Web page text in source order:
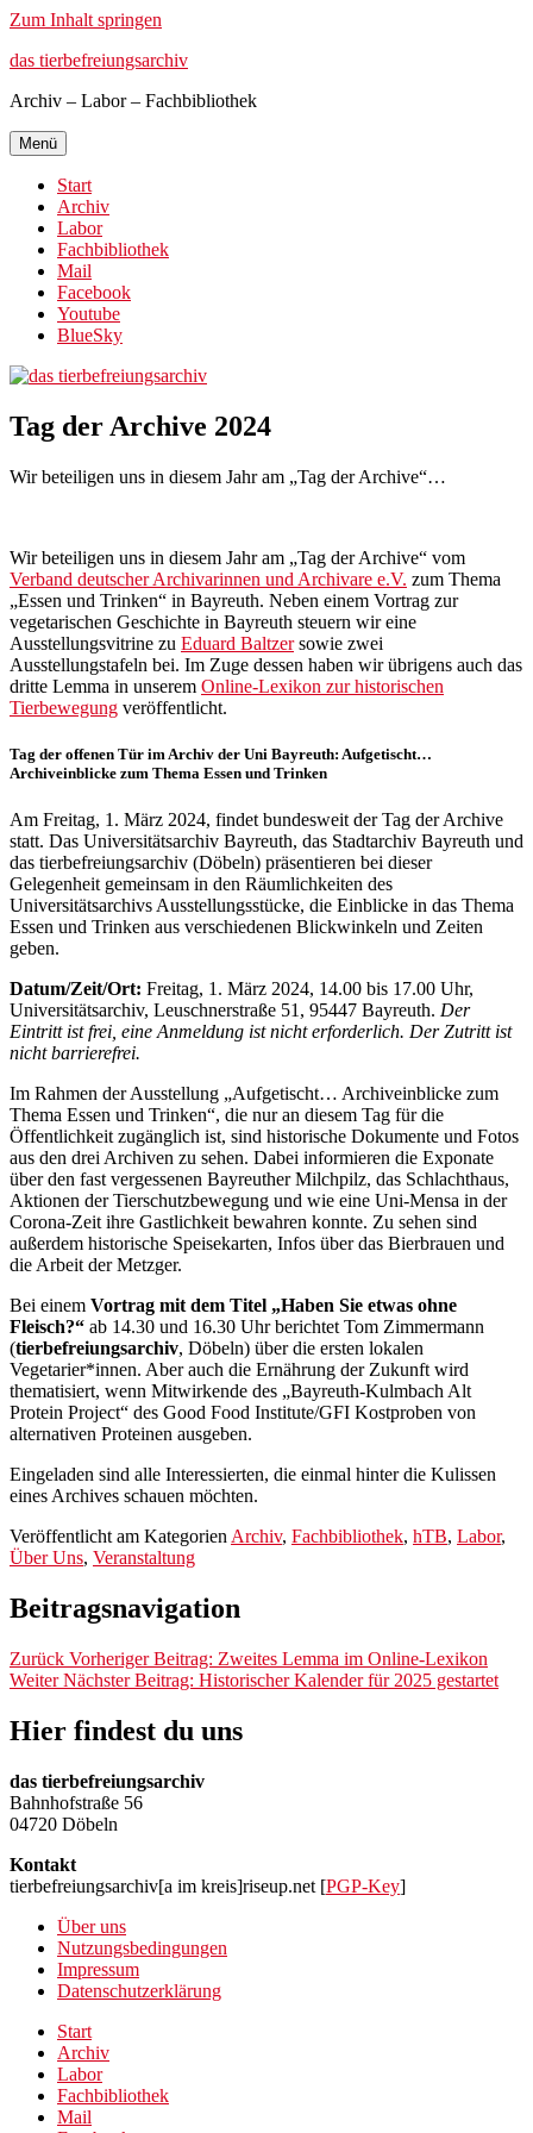
Zum Inhalt springen
das tierbefreiungsarchiv
Archiv – Labor – Fachbibliothek
Menü
Start
Archiv
Labor
Fachbibliothek
Mail
Facebook
Youtube
BlueSky
Tag der Archive 2024
Wir beteiligen uns in diesem Jahr am „Tag der Archive“…
Wir beteiligen uns in diesem Jahr am „Tag der Archive“ vom
Verband deutscher Archivarinnen und Archivare e.V. zum Thema
„Essen und Trinken“ in Bayreuth. Neben einem Vortrag zur
vegetarischen Geschichte in Bayreuth steuern wir eine
Ausstellungsvitrine zu Eduard Baltzersowie zwei
Ausstellungstafeln bei. Im Zuge dessen haben wir übrigens auch das
dritte Lemma in unserem Online-Lexikon zur historischen
Tierbewegung veröffentlicht.
Tag der offenen Tür im Archiv der Uni Bayreuth: Aufgetischt…
Archiveinblicke zum Thema Essen und Trinken
Am Freitag, 1. März 2024, findet bundesweit der Tag der Archive
statt. Das Universitätsarchiv Bayreuth, das Stadtarchiv Bayreuth und
das tierbefreiungsarchiv (Döbeln) präsentieren bei dieser
Gelegenheit gemeinsam in den Räumlichkeiten des
Universitätsarchivs Ausstellungsstücke, die Einblicke in das Thema
Essen und Trinken aus verschiedenen Blickwinkeln und Zeiten
geben.
Datum/Zeit/Ort: Freitag, 1. März 2024, 14.00 bis 17.00 Uhr,
Universitätsarchiv, Leuschnerstraße 51, 95447 Bayreuth. Der
Eintritt ist frei, eine Anmeldung ist nicht erforderlich. Der Zutritt ist
nicht barrierefrei.
Im Rahmen der Ausstellung „Aufgetischt… Archiveinblicke zum
Thema Essen und Trinken“, die nur an diesem Tag für die
Öffentlichkeit zugänglich ist, sind historische Dokumente und Fotos
aus den drei Archiven zu sehen. Dabei informieren die Exponate
über den fast vergessenen Bayreuther Milchpilz, das Schlachthaus,
Aktionen der Tierschutzbewegung und wie eine Uni-Mensa in der
Corona-Zeit ihre Gastlichkeit bewahren konnte. Zu sehen sind
außerdem historische Speisekarten, Infos über das Bierbrauen und
die Arbeit der Metzger.
Bei einem Vortrag mit dem Titel „Haben Sie etwas ohne
Fleisch?“ ab 14.30 und 16.30 Uhr berichtet Tom Zimmermann
(tierbefreiungsarchiv, Döbeln) über die ersten lokalen
Vegetarier*innen. Aber auch die Ernährung der Zukunft wird
thematisiert, wenn Mitwirkende des „Bayreuth-Kulmbach Alt
Protein Project“ des Good Food Institute/GFI Kostproben von
alternativen Proteinen ausgeben.
Eingeladen sind alle Interessierten, die einmal hinter die Kulissen
eines Archives schauen möchten.
Veröffentlicht am Kategorien Archiv, Fachbibliothek, hTB, Labor,
Über Uns, Veranstaltung
Beitragsnavigation
Zurück Vorheriger Beitrag: Zweites Lemma im Online-Lexikon
Weiter Nächster Beitrag: Historischer Kalender für 2025 gestartet
Hier findest du uns
das tierbefreiungsarchiv
Bahnhofstraße 56
04720 Döbeln
Kontakt
tierbefreiungsarchiv[a im kreis]riseup.net [PGP-Key]
Über uns
Nutzungsbedingungen
Impressum
Datenschutzerklärung
Start
Archiv
Labor
Fachbibliothek
Mail